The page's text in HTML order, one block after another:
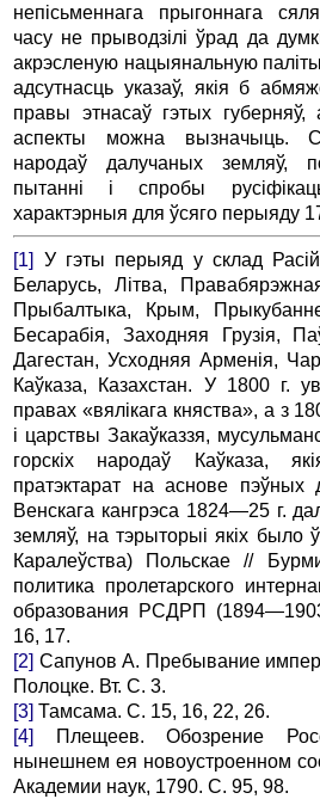
непісьменнага прыгоннага
часу не прыводзілі ўрад да
акрэсленую нацыянальную
адсутнасць указаў, якія б
правы этнасаў гэтых
аспекты можна вызначыць.
народаў далучаных земляў,
пытанні і спробы
характэрныя для ўсяго перыяду
[1]
У гэты перыяд у склад
Беларусь, Літва,
Прыбалтыка, Крым,
Бесарабія, Заходняя Грузія,
Дагестан, Усходняя Арменія,
Каўказа, Казахстан. У 1800 г.
правах «вялікага княства», а з
і царствы Закаўказзя,
горскіх народаў Каўказа,
пратэктарат на аснове
Венскага кангрэса 1824—25 г.
земляў, на тэрыторыі якіх было
Каралеўства) Польскае //
политика пролетарского
образования РСДРП
16, 17.
[2] Сапунов А. Пребывание
Полоцке. Вт. С. 3.
[3] Тамсама. С. 15, 16, 22, 26.
[4]
Плещеев. Обозрение
нынешнем ея новоустроенном
Академии наук, 1790. С. 95, 98.